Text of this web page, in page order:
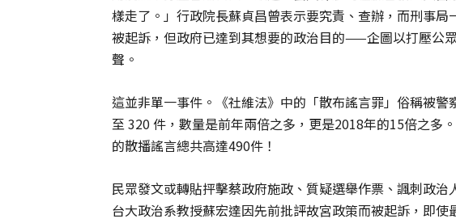
樣走了。」行政院長蘇貞昌曾表示要究責、查辦，而刑事
被起訴，但政府已達到其想要的政治目的——企圖以打壓公
聲。
這並非單一事件。《社維法》中的「散布謠言罪」俗稱被
至 320 件，數量是前年兩倍之多，更是2018年的15倍之多
的散播謠言總共高達490件！
民眾發文或轉貼抨擊蔡政府施政、質疑選舉作票、諷刺政治
台大政治系教授蘇宏達因先前批評故宮政策而被起訴，即使